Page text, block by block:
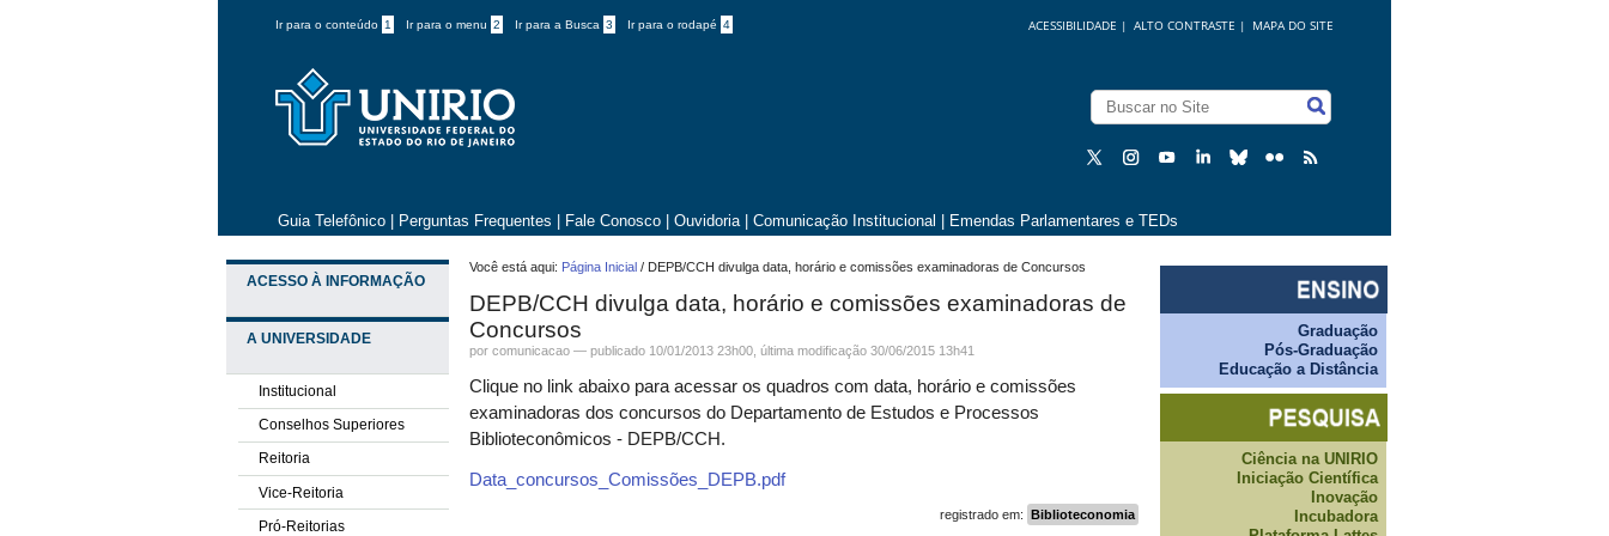
Ir para o conteúdo 1 Ir para o menu 2 Ir para a Busca 3 Ir para o rodapé 4 MAPA DO SITE
ALTO CONTRASTE |
ACESSIBILIDADE |
Guia Telefônico Perguntas Frequentes Fale Conosco Ouvidoria Comunicação Institucional Emendas Parlamentares e TEDs
ACESSO À INFORMAÇÃO
A UNIVERSIDADE
Institucional
Conselhos Superiores
Reitoria
Vice-Reitoria
Pró-Reitorias
Você está aqui: Página Inicial / DEPB/CCH divulga data, horário e comissões examinadoras de Concursos
DEPB/CCH divulga data, horário e comissões examinadoras de
Concursos
por comunicacao —publicado 10/01/2013 23h00,última modificação 30/06/2015 13h41
Clique no link abaixo para acessar os quadros com data, horário e comissões
examinadoras dos concursos do Departamento de Estudos e Processos
Biblioteconômicos - DEPB/CCH.
Data_concursos_Comissões_DEPB.pdf
registrado em: Biblioteconomia
Graduação
Pós-Graduação
Educação a Distância
Ciência na UNIRIO
Iniciação Científica
Inovação
Incubadora